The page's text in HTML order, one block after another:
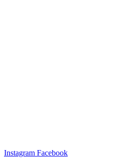
Instagram Facebook